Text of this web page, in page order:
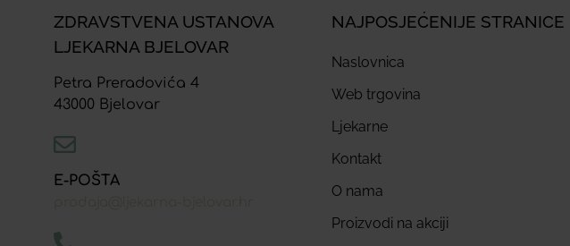
ZDRAVSTVENA USTANOVA
LJEKARNA BJELOVAR
Petra Preradovića 4
43000 Bjelovar
E-POŠTA
NAJPOSJEĆENIJE STRANICE
Naslovnica
Web trgovina
Ljekarne
Kontakt
O nama
Proizvodi na akciji